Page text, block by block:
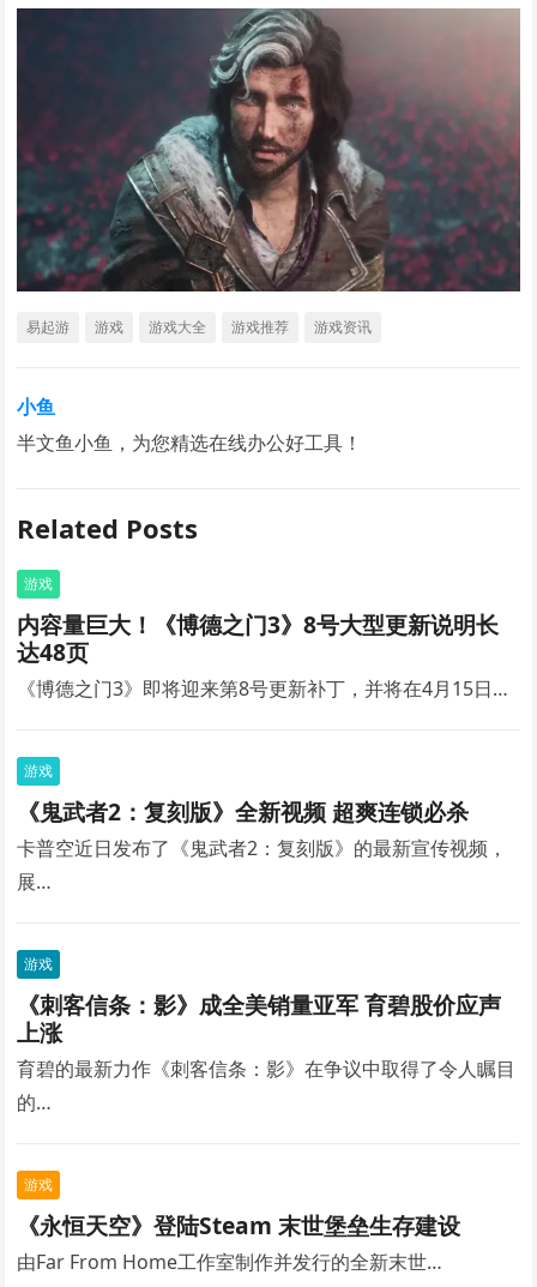
易起游 游戏 游戏大全 游戏推荐 游戏资讯
小鱼
半文鱼小鱼，为您精选在线办公好工具！
Related Posts
游戏
内容量巨大！《博德之门3》8号大型更新说明长
达48页
《博德之门3》即将迎来第8号更新补丁，并将在4月15日…
游戏
《鬼武者2：复刻版》全新视频 超爽连锁必杀
卡普空近日发布了《鬼武者2：复刻版》的最新宣传视频，
展…
游戏
《刺客信条：影》成全美销量亚军 育碧股价应声
上涨
育碧的最新力作《刺客信条：影》在争议中取得了令人瞩目
的…
游戏
《永恒天空》登陆Steam 末世堡垒生存建设
由Far From Home工作室制作并发行的全新末世…